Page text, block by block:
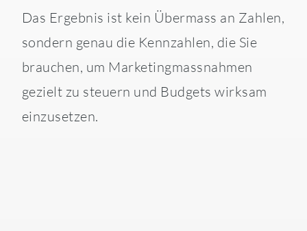
Das Ergebnis ist kein Übermass an Zahlen,
sondern genau die Kennzahlen, die Sie
brauchen, um Marketingmassnahmen
gezielt zu steuern und Budgets wirksam
einzusetzen.